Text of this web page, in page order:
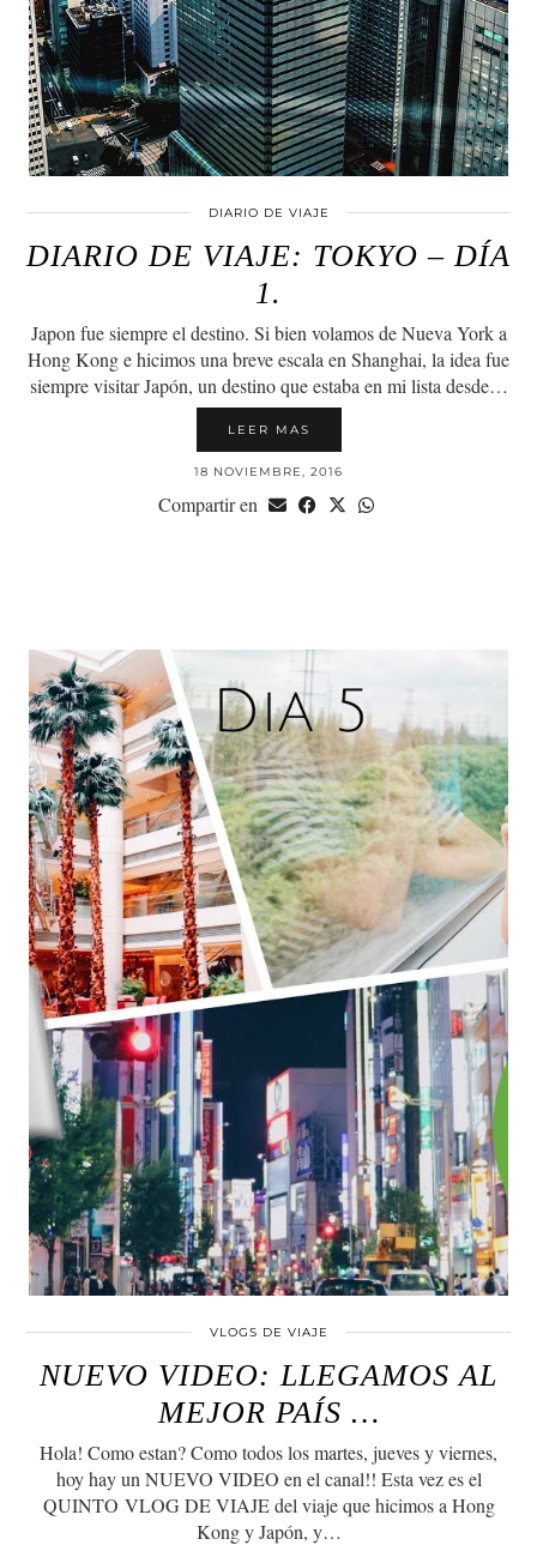
DIARIO DE VIAJE
DIARIO DE VIAJE: TOKYO – DÍA
1.
Japon fue siempre el destino. Si bien volamos de Nueva York a
Hong Kong e hicimos una breve escala en Shanghai, la idea fue
siempre visitar Japón, un destino que estaba en mi lista desde…
LEER MAS
18 NOVIEMBRE, 2016
Compartir en
VLOGS DE VIAJE
NUEVO VIDEO: LLEGAMOS AL
MEJOR PAÍS …
Hola! Como estan? Como todos los martes, jueves y viernes,
hoy hay un NUEVO VIDEO en el canal!! Esta vez es el
QUINTO VLOG DE VIAJE del viaje que hicimos a Hong
Kong y Japón, y…